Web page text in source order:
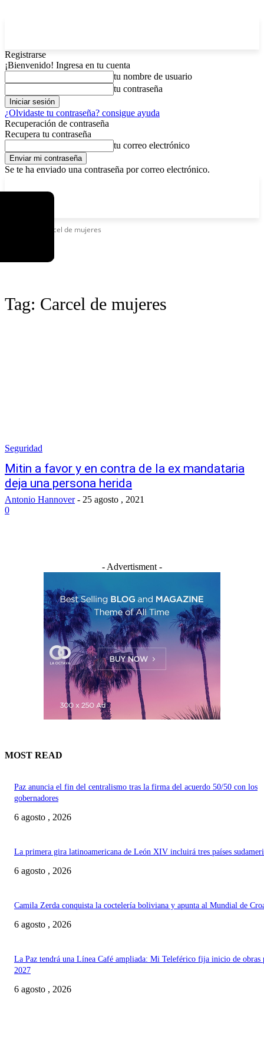
Registrarse
¡Bienvenido! Ingresa en tu cuenta
tu nombre de usuario
tu contraseña
¿Olvidaste tu contraseña? consigue ayuda
Recuperación de contraseña
Recupera tu contraseña
tu correo electrónico
Se te ha enviado una contraseña por correo electrónico.
Carcel de mujeres
Tag: Carcel de mujeres
Seguridad
Mitin a favor y en contra de la ex mandataria
deja una persona herida
Antonio Hannover - 25 agosto , 2021
0
- Advertisment -
MOST READ
Paz anuncia el fin del centralismo tras la firma del acuerdo 50/50 con los
gobernadores
6 agosto , 2026
La primera gira latinoamericana de León XIV incluirá tres países
6 agosto , 2026
Camila Zerda conquista la coctelería boliviana y apunta al Mundial de
6 agosto , 2026
La Paz tendrá una Línea Café ampliada: Mi Teleférico fija inicio de obras
2027
6 agosto , 2026